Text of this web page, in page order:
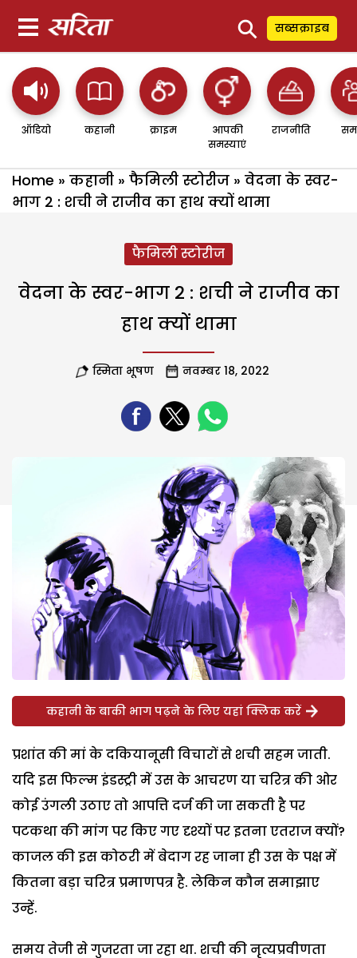
⚲ सब्सक्राइब
ऑडियो कहानी क्राइम
आपकी
समस्याएं
राजनीति
Home » कहानी » फैमिली स्टोरीज » वेदना के स्वर-
भाग 2 : शची ने राजीव का हाथ क्यों थामा
फैमिली स्टोरीज
वेदना के स्वर-भाग 2 : शची ने राजीव का
हाथ क्यों थामा
स्मिता भूषण नवम्बर 18, 2022
कहानी के बाकी भाग पढ़ने के लिए यहां क्लिक करें
प्रशांत की मां के दकियानूसी विचारों से शची सहम जाती.
यदि इस फिल्म इंडस्ट्री में उस के आचरण या चरित्र की ओर
कोई उंगली उठाए तो आपत्ति दर्ज की जा सकती है पर
पटकथा की मांग पर किए गए दृश्यों पर इतना एतराज क्यों?
काजल की इस कोठरी में बेदाग रह जाना ही उस के पक्ष में
कितना बड़ा चरित्र प्रमाणपत्र है. लेकिन कौन समाझाए
उन्हें.
समय तेजी से गुजरता जा रहा था. शची की नृत्यप्रवीणता